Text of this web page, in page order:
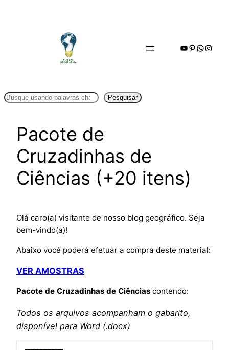
Youtube
Pinterest
Pesquisar Pesquisar
Pacote de
Cruzadinhas de
Ciências (+20 itens)
Olá caro(a) visitante de nosso blog geográfico. Seja
bem-vindo(a)!
Abaixo você poderá efetuar a compra deste material:
VER AMOSTRAS
Pacote de Cruzadinhas de Ciências contendo:
Todos os arquivos acompanham o gabarito,
disponível para Word (.docx)